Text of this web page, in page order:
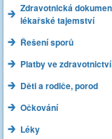
Zdravotnická
lékařské tajemství
Řešení sporů
Platby ve zdravotnictví
Děti a rodiče, porod
Očkování
Léky